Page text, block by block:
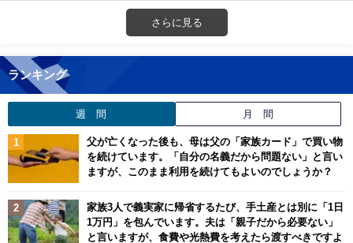
さらに見る
ランキング
週 間 月 間
父が亡くなった後も、母は父の「家族カード」で買い物
を続けています。「自分の名義だから問題ない」と言い
ますが、このまま利用を続けてもよいのでしょうか？
家族3人で義実家に帰省するたび、手土産とは別に「1日
1万円」を包んでいます。夫は「親子だから必要ない」
と言いますが、食費や光熱費を考えたら渡すべきですよ